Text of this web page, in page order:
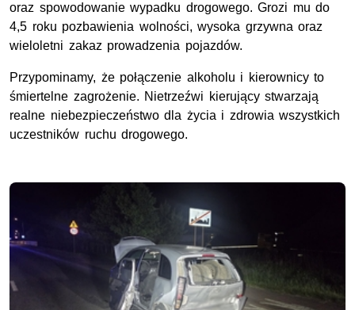
oraz spowodowanie wypadku drogowego. Grozi mu do
4,5 roku pozbawienia wolności, wysoka grzywna oraz
wieloletni zakaz prowadzenia pojazdów.
Przypominamy, że połączenie alkoholu i kierownicy to
śmiertelne zagrożenie. Nietrzeźwi kierujący stwarzają
realne niebezpieczeństwo dla życia i zdrowia wszystkich
uczestników ruchu drogowego.